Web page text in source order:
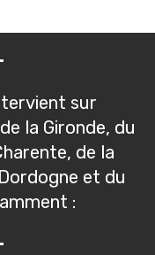
sur
la Gironde, du
de la
et du
: